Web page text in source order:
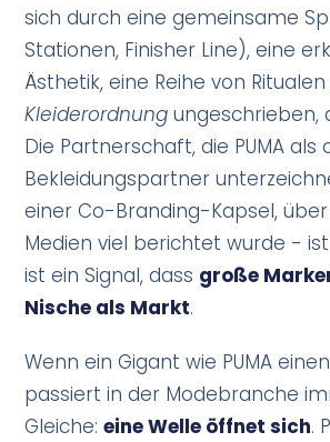
sich durch eine gemeinsame
Stationen, Finisher Line), eine
Ästhetik, eine Reihe von
Kleiderordnung ungeschrieben,
Die Partnerschaft, die PUMA als
Bekleidungspartner
einer Co-Branding-Kapsel,
Medien viel berichtet wurde - ist
ist ein Signal, dass große
Nische als Markt.
Wenn ein Gigant wie PUMA
passiert in der Modebranche
Gleiche:eine Welle öffnet sich.